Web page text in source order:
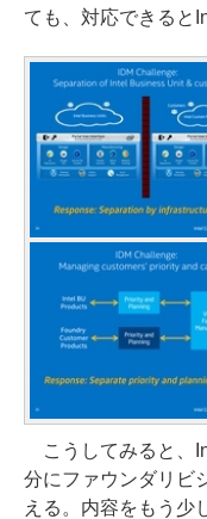
ても、対応できると
こうしてみると、
分にファウンダリビ
える。内容をもう少